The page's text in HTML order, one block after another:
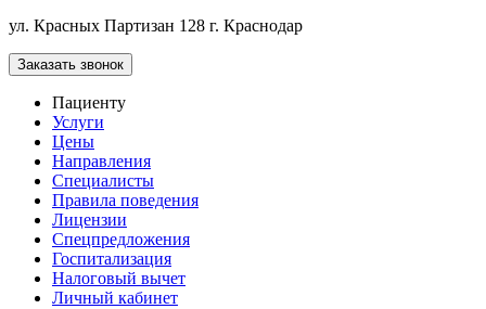
ул. Красных Партизан 128 г. Краснодар
Заказать звонок
Пациенту
Услуги
Цены
Направления
Специалисты
Правила поведения
Лицензии
Спецпредложения
Госпитализация
Налоговый вычет
Личный кабинет